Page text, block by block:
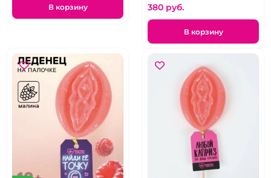
В корзину 380 pуб.
В корзину